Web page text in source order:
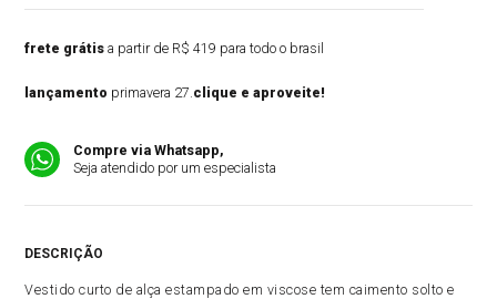
frete grátis a partir de R$ 419 para todo o brasil
lançamento primavera 27.clique e aproveite!
Compre via Whatsapp,
Seja atendido por um especialista
DESCRIÇÃO
Vestido curto de alça estampado em viscose tem caimento solto e